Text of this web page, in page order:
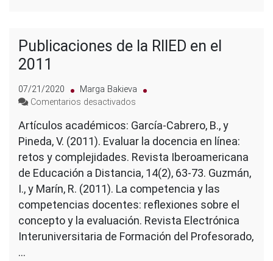
Publicaciones de la RIIED en el
2011
07/21/2020
Marga Bakieva
Comentarios desactivados
de
la
RIIED
el
2011
Artículos académicos: García-Cabrero, B., y
Pineda, V. (2011). Evaluar la docencia en línea:
retos y complejidades. Revista Iberoamericana
de Educación a Distancia, 14(2), 63-73. Guzmán,
I., y Marín, R. (2011). La competencia y las
competencias docentes: reflexiones sobre el
concepto y la evaluación. Revista Electrónica
Interuniversitaria de Formación del Profesorado,
…